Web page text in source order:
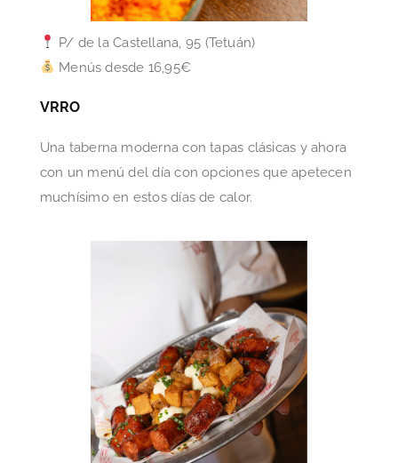
P/ de la Castellana, 95 (Tetuán)
Menús desde 16,95€
VRRO
Una taberna moderna con tapas clásicas y ahora
con un menú del día con opciones que apetecen
muchísimo en estos días de calor.